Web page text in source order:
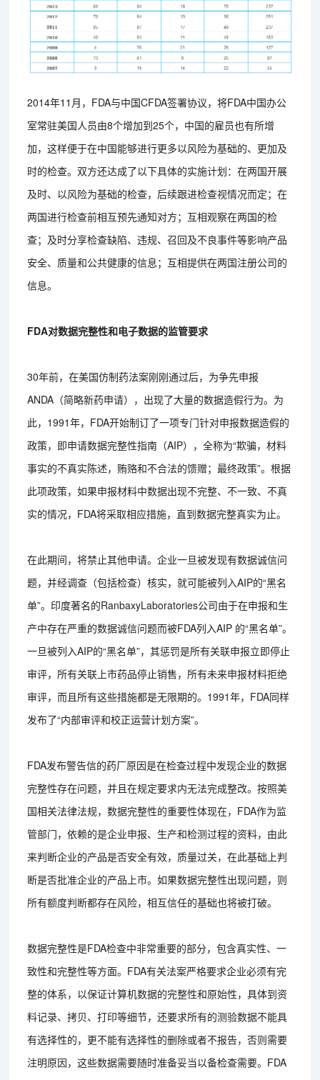
2014年11月，FDA与中国CFDA签署协议，将FDA中国办公
室常驻美国人员由8个增加到25个，中国的雇员也有所增
加，这样便于在中国能够进行更多以风险为基础的、更加及
时的检查。双方还达成了以下具体的实施计划：在两国开展
及时、以风险为基础的检查，后续跟进检查视情况而定；在
两国进行检查前相互预先通知对方；互相观察在两国的检
查；及时分享检查缺陷、违规、召回及不良事件等影响产品
安全、质量和公共健康的信息；互相提供在两国注册公司的
信息。
FDA对数据完整性和电子数据的监管要求
30年前，在美国仿制药法案刚刚通过后，为争先申报
ANDA（简略新药申请），出现了大量的数据造假行为。为
此，1991年，FDA开始制订了一项专门针对申报数据造假的
政策，即申请数据完整性指南（AIP），全称为“欺骗，材料
事实的不真实陈述，贿赂和不合法的馈赠；最终政策”。根据
此项政策，如果申报材料中数据出现不完整、不一致、不真
实的情况，FDA将采取相应措施，直到数据完整真实为止。
在此期间，将禁止其他申请。企业一旦被发现有数据诚信问
题，并经调查（包括检查）核实，就可能被列入AIP的“黑名
单”。印度著名的RanbaxyLaboratories公司由于在申报和生
产中存在严重的数据诚信问题而被FDA列入AIP 的“黑名单”。
一旦被列入AIP的“黑名单”，其惩罚是所有关联申报立即停止
审评，所有关联上市药品停止销售，所有未来申报材料拒绝
审评，而且所有这些措施都是无限期的。1991年，FDA同样
发布了“内部审评和校正运营计划方案”。
FDA发布警告信的药厂原因是在检查过程中发现企业的数据
完整性存在问题，并且在规定要求内无法完成整改。按照美
国相关法律法规，数据完整性的重要性体现在，FDA作为监
管部门，依赖的是企业申报、生产和检测过程的资料，由此
来判断企业的产品是否安全有效，质量过关，在此基础上判
断是否批准企业的产品上市。如果数据完整性出现问题，则
所有额度判断都存在风险，相互信任的基础也将被打破。
数据完整性是FDA检查中非常重要的部分，包含真实性、一
致性和完整性等方面。FDA有关法案严格要求企业必须有完
整的体系，以保证计算机数据的完整性和原始性，具体到资
料记录、拷贝、打印等细节，还要求所有的测验数据不能具
有选择性的，更不能有选择性的删除或者不报告，否则需要
注明原因，这些数据需要随时准备妥当以备检查需要。FDA